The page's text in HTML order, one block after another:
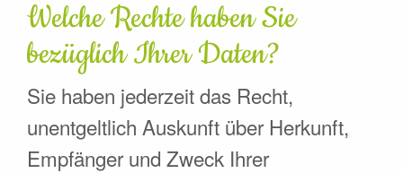
Welche Rechte haben Sie
bezüglich Ihrer Daten?
Sie haben jederzeit das Recht,
unentgeltlich Auskunft über Herkunft,
Empfänger und Zweck Ihrer